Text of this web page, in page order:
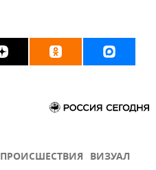
ПРОИСШЕСТВИЯ ВИЗУАЛ